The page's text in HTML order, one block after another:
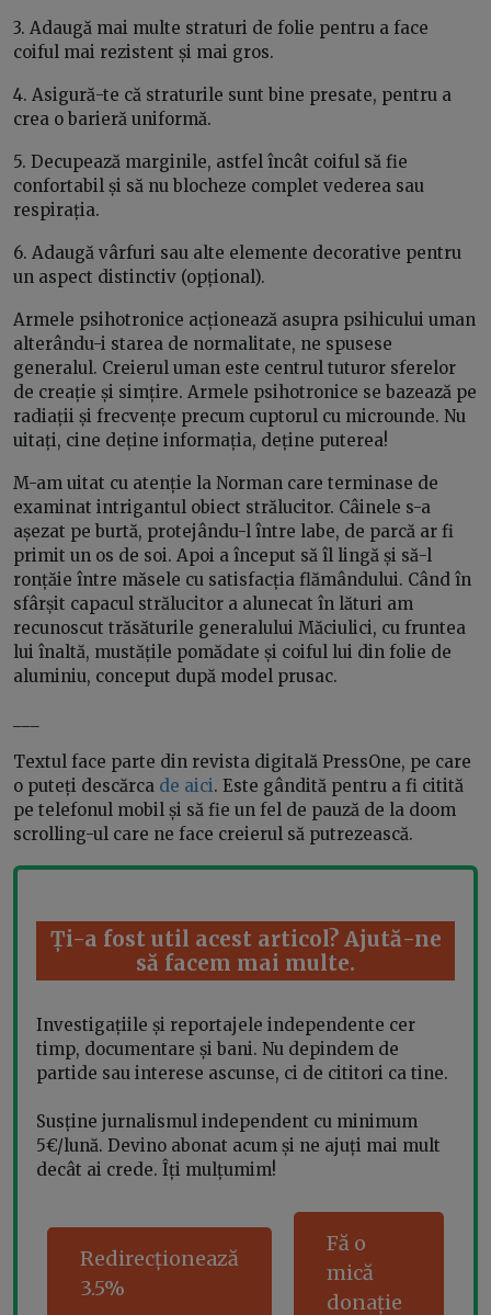
3. Adaugă mai multe straturi de folie pentru a face
coiful mai rezistent și mai gros.
4. Asigură-te că straturile sunt bine presate, pentru a
crea o barieră uniformă.
5. Decupează marginile, astfel încât coiful să fie
confortabil și să nu blocheze complet vederea sau
respirația.
6. Adaugă vârfuri sau alte elemente decorative pentru
un aspect distinctiv (opțional).
Armele psihotronice acționează asupra psihicului uman
alterându-i starea de normalitate, ne spusese
generalul. Creierul uman este centrul tuturor sferelor
de creație și simțire. Armele psihotronice se bazează pe
radiații și frecvențe precum cuptorul cu microunde. Nu
uitați, cine deține informația, deține puterea!
M-am uitat cu atenție la Norman care terminase de
examinat intrigantul obiect strălucitor. Câinele s-a
așezat pe burtă, protejându-l între labe, de parcă ar fi
primit un os de soi. Apoi a început să îl lingă și să-l
ronțăie între măsele cu satisfacția flămândului. Când în
sfârșit capacul strălucitor a alunecat în lături am
recunoscut trăsăturile generalului Măciulici, cu fruntea
lui înaltă, mustățile pomădate și coiful lui din folie de
aluminiu, conceput după model prusac.
Textul face parte din revista digitală PressOne, pe care
o puteți descărca de aici. Este gândită pentru a fi citită
pe telefonul mobil și să fie un fel de pauză de la doom
scrolling-ul care ne face creierul să putrezească.
Ți-a fost util acest articol? Ajută-ne
să facem mai multe.
Investigațiile și reportajele independente cer
timp, documentare și bani. Nu depindem de
partide sau interese ascunse, ci de cititori ca tine.
Susține jurnalismul independent cu minimum
5€/lună. Devino abonat acum și ne ajuți mai mult
decât ai crede. Îți mulțumim!
Redirecționează
3.5%
Fă o
mică
donație